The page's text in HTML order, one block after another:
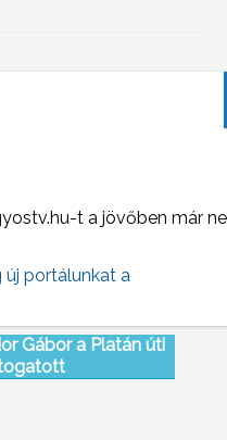
Gábor a Platán úti
t a jövőben már
új portálunkat a